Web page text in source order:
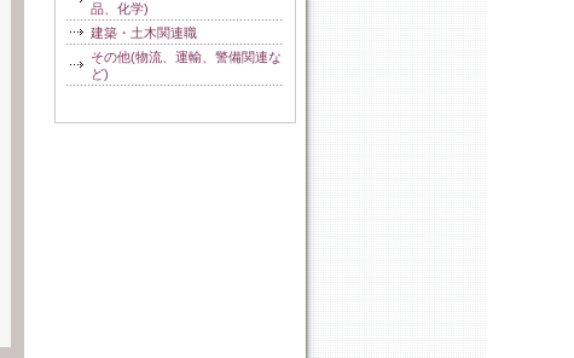
品、化学)
建築・土木関連職
その他(物流、運輸、警備関連な
ど)